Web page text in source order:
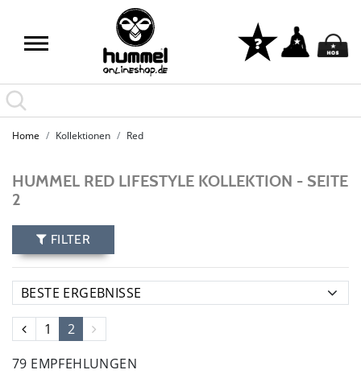
Home Kollektionen Red
HUMMEL RED LIFESTYLE KOLLEKTION - SEITE
2
FILTER
1
2
79 EMPFEHLUNGEN